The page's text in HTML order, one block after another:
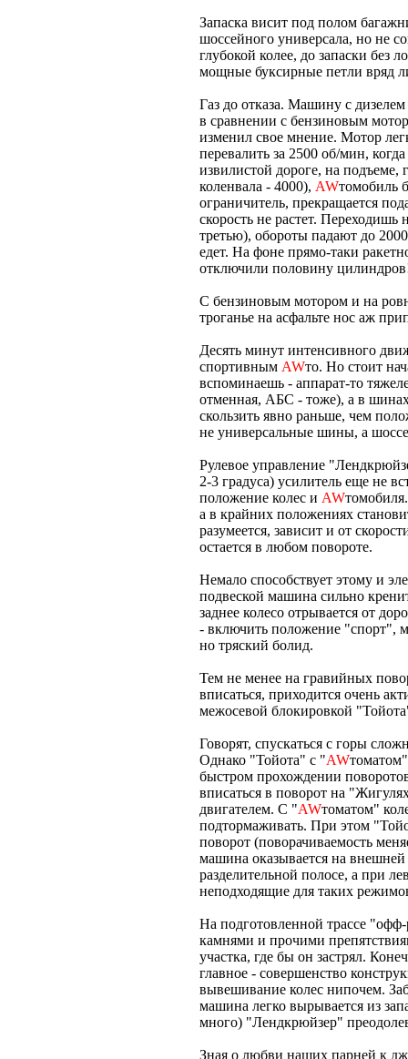
Запаска висит под полом
шоссейного универсала, но не
глубокой колее, до запаски без
мощные буксирные петли вряд
Газ до отказа. Машину с
в сравнении с бензиновым
изменил свое мнение. Мотор
перевалить за 2500 об/мин,
извилистой дороге, на
коленвала - 4000), AWтомобиль
ограничитель, прекращается
скорость не растет.
третью), обороты падают до
едет. На фоне прямо-таки
отключили половину
С бензиновым мотором и на
троганье на асфальте нос аж
Десять минут интенсивного
спортивным AWто. Но стоит
вспоминаешь - аппарат-то
отменная, АБС - тоже), а в
скользить явно раньше, чем
не универсальные шины, а
Рулевое управление
2-3 градуса) усилитель еще не
положение колес и AW
а в крайних положениях
разумеется, зависит и от
остается в любом повороте.
Немало способствует этому и
подвеской машина сильно
заднее колесо отрывается от
- включить положение "спорт",
но тряский болид.
Тем не менее на гравийных
вписаться, приходится очень
межосевой блокировкой
Говорят, спускаться с горы
Однако "Тойота" с "AW
быстром прохождении
вписаться в поворот на
двигателем. С "AWтоматом"
подтормаживать. При этом
поворот (поворачиваемость
машина оказывается на
разделительной полосе, а при
неподходящие для таких
На подготовленной трассе
камнями и прочими
участка, где бы он застрял.
главное - совершенство
вывешивание колес нипочем.
машина легко вырывается из
много) "Лендкрюйзер"
Зная о любви наших парней к